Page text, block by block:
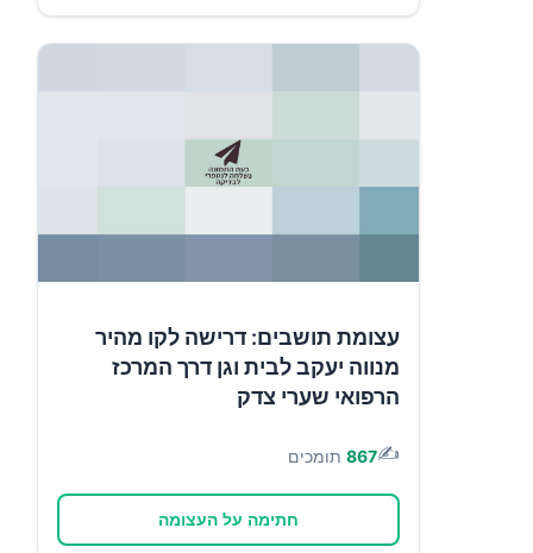
עצומת תושבים: דרישה לקו מהיר
מנווה יעקב לבית וגן דרך המרכז
הרפואי שערי צדק
✍️
867 תומכים
חתימה על העצומה